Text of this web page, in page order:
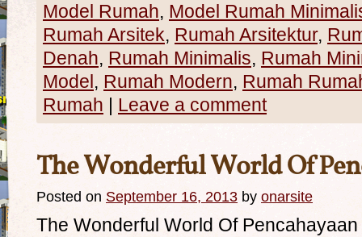
Model Rumah, Model Rumah
Rumah Arsitek, Rumah Arsitektur,
Denah, Rumah Minimalis, Rumah
Model, Rumah Modern, Rumah
Rumah | Leave a comment
The Wonderful World Of
Posted on September 16, 2013 by onarsite
The Wonderful World Of